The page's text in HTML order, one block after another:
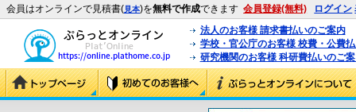
会員はオンラインで見積書(見本)を無料で作成できます 会員登録(無料) ログイン
法人のお客様 請求書払いのご案内
学校・官公庁のお客様 校費・公費
研究機関のお客様 科研費払いのご